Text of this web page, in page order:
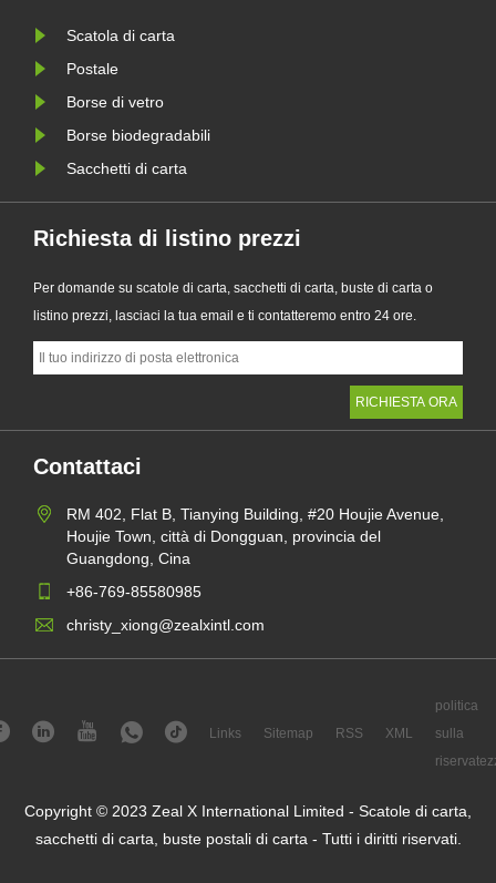
Scatola di carta
Postale
Borse di vetro
Borse biodegradabili
Sacchetti di carta
Richiesta di listino prezzi
Per domande su scatole di carta, sacchetti di carta, buste di carta o
listino prezzi, lasciaci la tua email e ti contatteremo entro 24 ore.
Contattaci
RM 402, Flat B, Tianying Building, #20 Houjie Avenue,
Houjie Town, città di Dongguan, provincia del
Guangdong, Cina
+86-769-85580985
christy_xiong@zealxintl.com
Links Sitemap RSS XML
politica
sulla
Copyright © 2023 Zeal X International Limited - Scatole di carta,
sacchetti di carta, buste postali di carta - Tutti i diritti riservati.